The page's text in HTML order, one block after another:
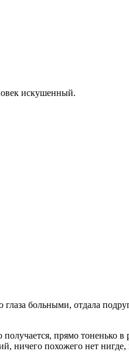
искушенный.
больными, отдала
прямо тоненько
ничего похожего нет